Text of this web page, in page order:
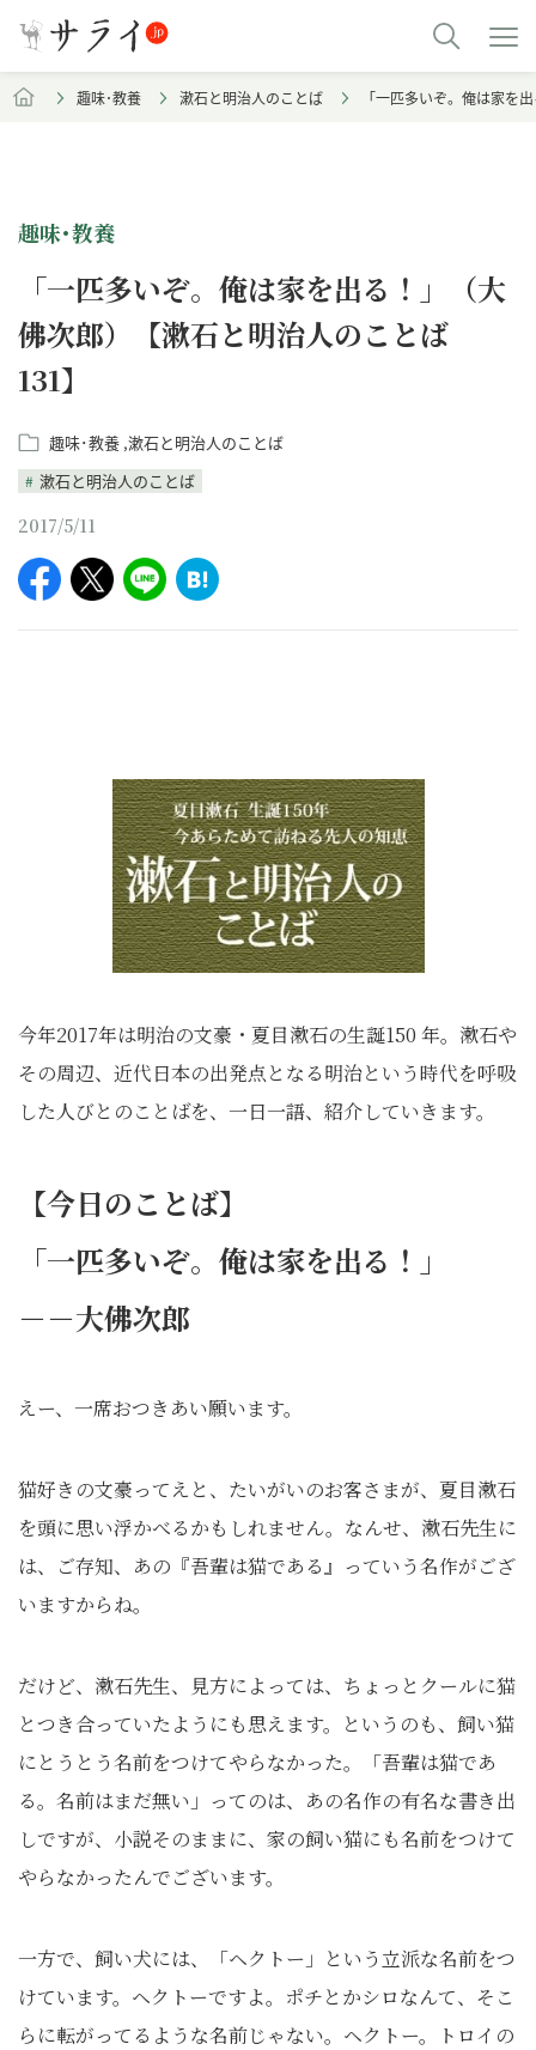
趣味･教養 漱石と明治人のことば 「一匹多いぞ。俺は家を
趣味･教養
「一匹多いぞ。俺は家を出る！」（大
佛次郎）【漱石と明治人のことば
131】
趣味･教養 漱石と明治人のことば
漱石と明治人のことば
2017/5/11
今年2017年は明治の文豪・夏目漱石の生誕150 年。漱石や
その周辺、近代日本の出発点となる明治という時代を呼吸
した人びとのことばを、一日一語、紹介していきます。
【今日のことば】
「一匹多いぞ。俺は家を出る！」
－－大佛次郎
えー、一席おつきあい願います。
猫好きの文豪ってえと、たいがいのお客さまが、夏目漱石
を頭に思い浮かべるかもしれません。なんせ、漱石先生に
は、ご存知、あの『吾輩は猫である』っていう名作がござ
いますからね。
だけど、漱石先生、見方によっては、ちょっとクールに猫
とつき合っていたようにも思えます。というのも、飼い猫
にとうとう名前をつけてやらなかった。「吾輩は猫であ
る。名前はまだ無い」ってのは、あの名作の有名な書き出
しですが、小説そのままに、家の飼い猫にも名前をつけて
やらなかったんでございます。
一方で、飼い犬には、「ヘクトー」という立派な名前をつ
けています。ヘクトーですよ。ポチとかシロなんて、そこ
らに転がってるような名前じゃない。ヘクトー。トロイの